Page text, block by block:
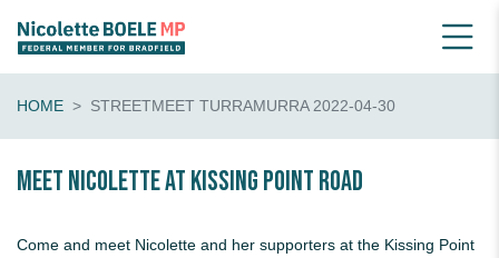
HOME STREETMEET TURRAMURRA 2022-04-30
Meet Nicolette at Kissing Point Road
Come and meet Nicolette and her supporters at the Kissing Point